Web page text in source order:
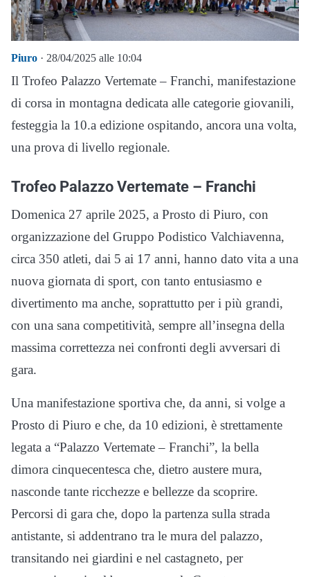
Piuro · 28/04/2025 alle 10:04
Il Trofeo Palazzo Vertemate – Franchi, manifestazione
di corsa in montagna dedicata alle categorie giovanili,
festeggia la 10.a edizione ospitando, ancora una volta,
una prova di livello regionale.
Trofeo Palazzo Vertemate – Franchi
Domenica 27 aprile 2025, a Prosto di Piuro, con
organizzazione del Gruppo Podistico Valchiavenna,
circa 350 atleti, dai 5 ai 17 anni, hanno dato vita a una
nuova giornata di sport, con tanto entusiasmo e
divertimento ma anche, soprattutto per i più grandi,
con una sana competitività, sempre all’insegna della
massima correttezza nei confronti degli avversari di
gara.
Una manifestazione sportiva che, da anni, si volge a
Prosto di Piuro e che, da 10 edizioni, è strettamente
legata a “Palazzo Vertemate – Franchi”, la bella
dimora cinquecentesca che, dietro austere mura,
nasconde tante ricchezze e bellezze da scoprire.
Percorsi di gara che, dopo la partenza sulla strada
antistante, si addentrano tra le mura del palazzo,
transitando nei giardini e nel castagneto, per